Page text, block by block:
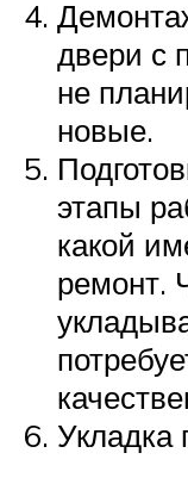
двери с
не
новые.
этапы
какой
ремонт.
Укладка